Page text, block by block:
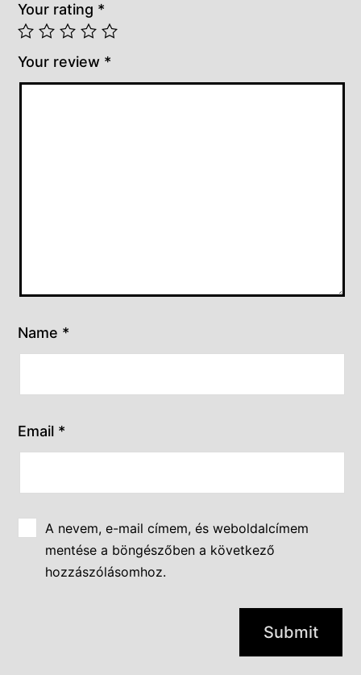
Your rating *
Your review *
Name *
Email *
A nevem, e-mail címem, és weboldalcímem
mentése a böngészőben a következő
hozzászólásomhoz.